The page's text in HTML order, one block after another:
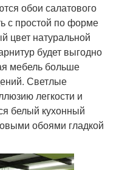
обои салатового
с простой по форме
цвет натуральной
будет выгодно
мебель больше
Светлые
легкости и
белый кухонный
обоями гладкой